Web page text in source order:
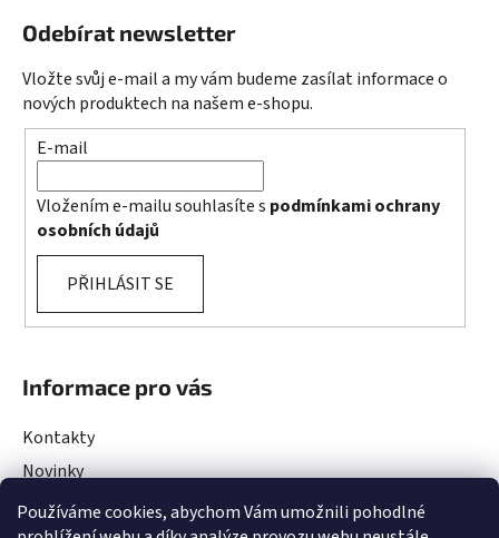
Používáme cookies, abychom Vám umožnili pohodlné
Odebírat newsletter
Vložte svůj e-mail a my vám budeme zasílat informace o
nových produktech na našem e-shopu.
E-mail
Vložením e-mailu souhlasíte s podmínkami ochrany
osobních údajů
PŘIHLÁSIT SE
Informace pro vás
Kontakty
Novinky
Rady a Tipy